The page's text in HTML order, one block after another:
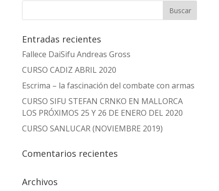
Entradas recientes
Fallece DaiSifu Andreas Gross
CURSO CADIZ ABRIL 2020
Escrima – la fascinación del combate con armas
CURSO SIFU STEFAN CRNKO EN MALLORCA
LOS PRÓXIMOS 25 Y 26 DE ENERO DEL 2020
CURSO SANLUCAR (NOVIEMBRE 2019)
Comentarios recientes
Archivos